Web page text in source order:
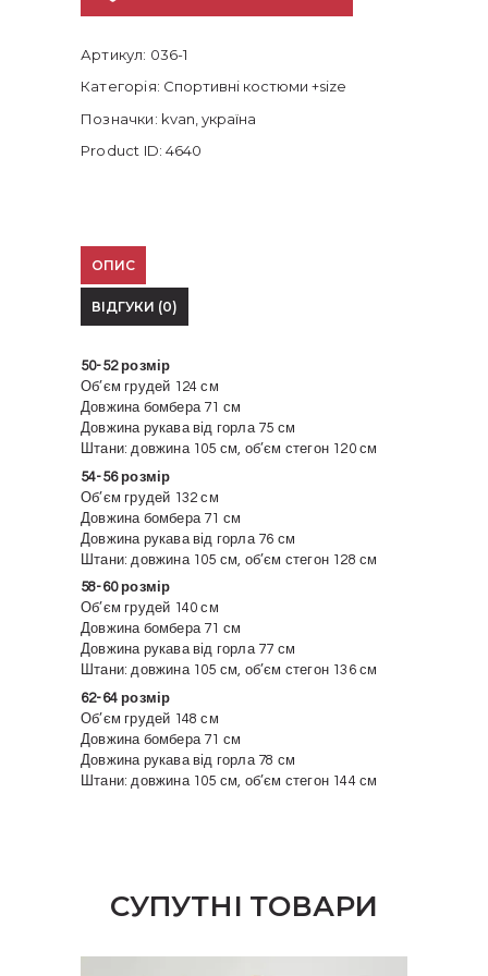
Артикул: 036-1
Категорія: Спортивні костюми +size
Позначки: kvan ,україна
Product ID:4640
ОПИС
ВІДГУКИ (0)
50-52 розмір
Об’єм грудей 124 см
Довжина бомбера 71 см
Довжина рукава від горла 75 см
Штани: довжина 105 см, об’єм стегон 120 см
54-56 розмір
Об’єм грудей 132 см
Довжина бомбера 71 см
Довжина рукава від горла 76 см
Штани: довжина 105 см, об’єм стегон 128 см
58-60 розмір
Об’єм грудей 140 см
Довжина бомбера 71 см
Довжина рукава від горла 77 см
Штани: довжина 105 см, об’єм стегон 136 см
62-64 розмір
Об’єм грудей 148 см
Довжина бомбера 71 см
Довжина рукава від горла 78 см
Штани: довжина 105 см, об’єм стегон 144 см
СУПУТНІ ТОВАРИ